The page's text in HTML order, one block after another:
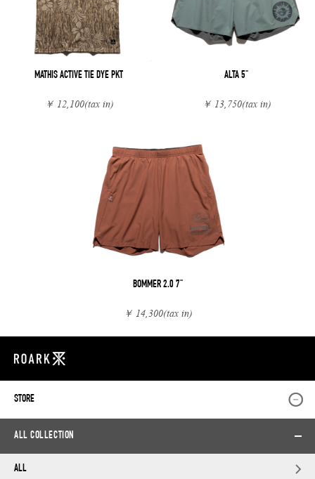
MATHIS ACTIVE TIE DYE PKT
￥ 12,100(tax in)
ALTA 5"
￥ 13,750(tax in)
BOMMER 2.0 7"
￥ 14,300(tax in)
STORE
ALL COLLECTION
ALL